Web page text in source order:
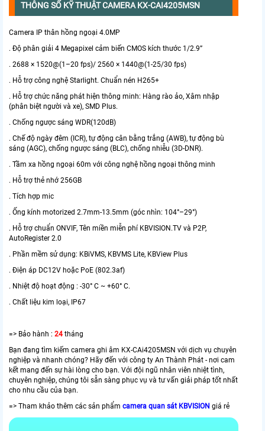
THÔNG SỐ KỸ THUẬT CAMERA KX-CAI4205MSN
Camera IP thân hồng ngoại 4.0MP
. Độ phân giải 4 Megapixel cảm biến CMOS kích thước 1/2.9”
. 2688 × 1520@(1–20 fps)/ 2560 × 1440@(1-25/30 fps)
. Hỗ trợ công nghệ Starlight. Chuẩn nén H265+
. Hỗ trợ chức năng phát hiện thông minh: Hàng rào ảo, Xâm nhập
(phân biệt người và xe), SMD Plus.
. Chống ngược sáng WDR(120dB)
. Chế độ ngày đêm (ICR), tự động cân bằng trắng (AWB), tự động bù
sáng (AGC), chống ngược sáng (BLC), chống nhiễu (3D-DNR).
. Tầm xa hồng ngoại 60m với công nghệ hồng ngoại thông minh
. Hỗ trợ thẻ nhớ 256GB
. Tích hợp mic
. Ống kính motorized 2.7mm-13.5mm (góc nhìn: 104°–29°)
. Hỗ trợ chuẩn ONVIF, Tên miền miễn phí KBVISION.TV và P2P,
AutoRegister 2.0
. Phần mềm sử dụng: KBiVMS, KBVMS Lite, KBView Plus
. Điện áp DC12V hoặc PoE (802.3af)
. Nhiệt độ hoạt động : -30° C ~ +60° C.
. Chất liệu kim loại, IP67
=> Bảo hành : 24 tháng
Bạn đang tìm kiếm camera ghi âm KX-CAi4205MSN với dịch vụ chuyên
nghiệp và nhanh chóng? Hãy đến với công ty An Thành Phát - nơi cam
kết mang đến sự hài lòng cho bạn. Với đội ngũ nhân viên nhiệt tình,
chuyên nghiệp, chúng tôi sẵn sàng phục vụ và tư vấn giải pháp tốt nhất
cho nhu cầu của bạn.
=> Tham khảo thêm các sản phẩm camera quan sát KBVISION giá rẻ